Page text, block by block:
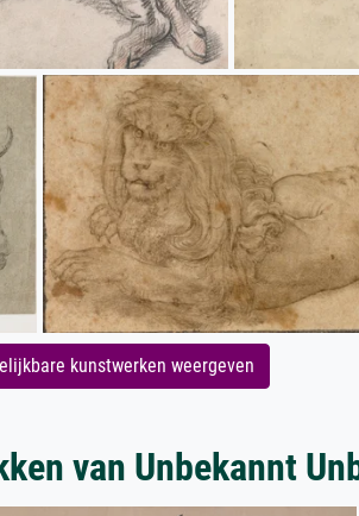
kunstwerken weergeven
van Unbekannt